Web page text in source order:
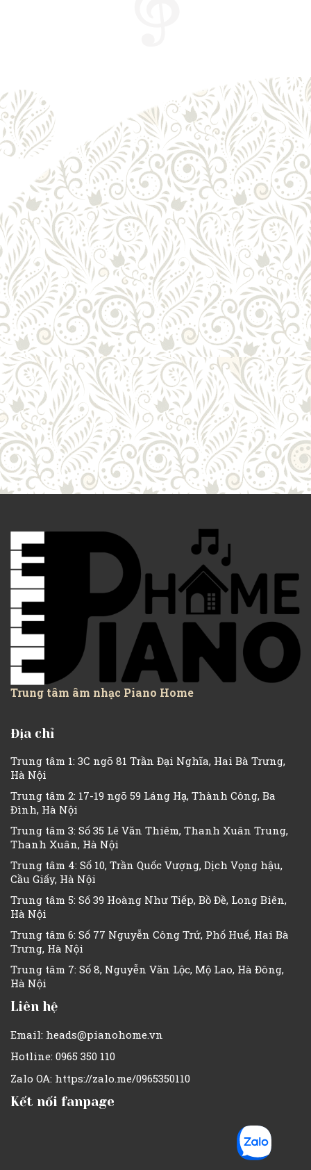
Trung tâm âm nhạc Piano Home
Địa chỉ
Trung tâm 1: 3C ngõ 81 Trần Đại Nghĩa, Hai Bà Trưng,
Hà Nội
Trung tâm 2: 17-19 ngõ 59 Láng Hạ, Thành Công, Ba
Đình, Hà Nội
Trung tâm 3: Số 35 Lê Văn Thiêm, Thanh Xuân Trung,
Thanh Xuân, Hà Nội
Trung tâm 4: Số 10, Trần Quốc Vượng, Dịch Vọng hậu,
Cầu Giấy, Hà Nội
Trung tâm 5: Số 39 Hoàng Như Tiếp, Bồ Đề, Long Biên,
Hà Nội
Trung tâm 6: Số 77 Nguyễn Công Trứ, Phố Huế, Hai Bà
Trưng, Hà Nội
Trung tâm 7: Số 8, Nguyễn Văn Lộc, Mộ Lao, Hà Đông,
Hà Nội
Liên hệ
Email: heads@pianohome.vn
Hotline: 0965 350 110
Zalo OA: https://zalo.me/0965350110
Kết nối fanpage